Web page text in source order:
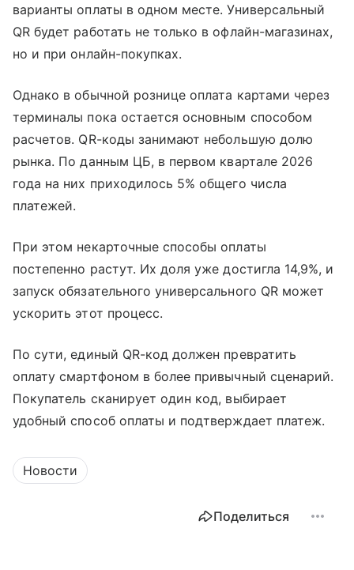
варианты оплаты в одном месте. Универсальный
QR будет работать не только в офлайн-магазинах,
но и при онлайн-покупках.
Однако в обычной рознице оплата картами через
терминалы пока остается основным способом
расчетов. QR-коды занимают небольшую долю
рынка. По данным ЦБ, в первом квартале 2026
года на них приходилось 5% общего числа
платежей.
При этом некарточные способы оплаты
постепенно растут. Их доля уже достигла 14,9%, и
запуск обязательного универсального QR может
ускорить этот процесс.
По сути, единый QR-код должен превратить
оплату смартфоном в более привычный сценарий.
Покупатель сканирует один код, выбирает
удобный способ оплаты и подтверждает платеж.
Новости
Поделиться